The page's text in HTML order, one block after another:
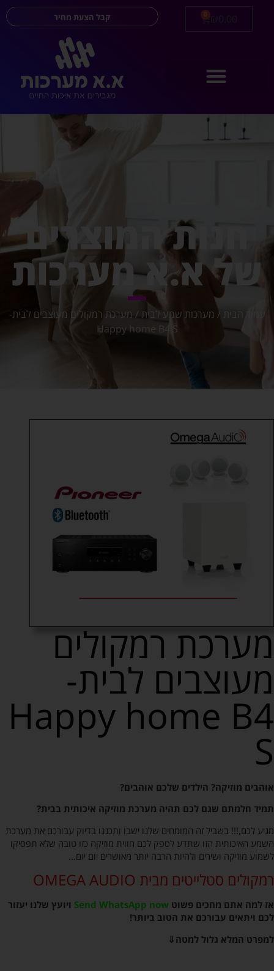
קבל הצעת מחיר 0
חנות המוצרים
של א.א מערכות
עמוד הבית / מערכות שמע לבית / מערכת רמקולים מעוצבים לבית-
Happy home B4 S
מערכת רמקולים
מעוצבים לבית-
Happy home B4
S
אוהבים מוזיקה? הילדים שלכם אוהבים?
תמיד חלמתם שגם לכם תהיה מערכת מוזיקה איכותית בבית?
מגיע לכם,!!! בשביל זה המומחים שלנו ישבו ותכננו בדיוק עבורכם את מערכת
השמע האיכותית הזו שתדע לספק לכם חווית מוזיקה כזו טובה שלא תפסיקו
לשמוע מוזיקה ושירים ולהיות הרבה יותר מאושרים יום יום…
רמקולים סטלייטים מבית OMEGA AUDIO
אז למה אתם מחכים פשוט Send WhatsApp now ויועץ שלנו יעזור
לכם ויתאים עבורכם את הטוב ביותר!
למפרט המלא גלול למטה⇓